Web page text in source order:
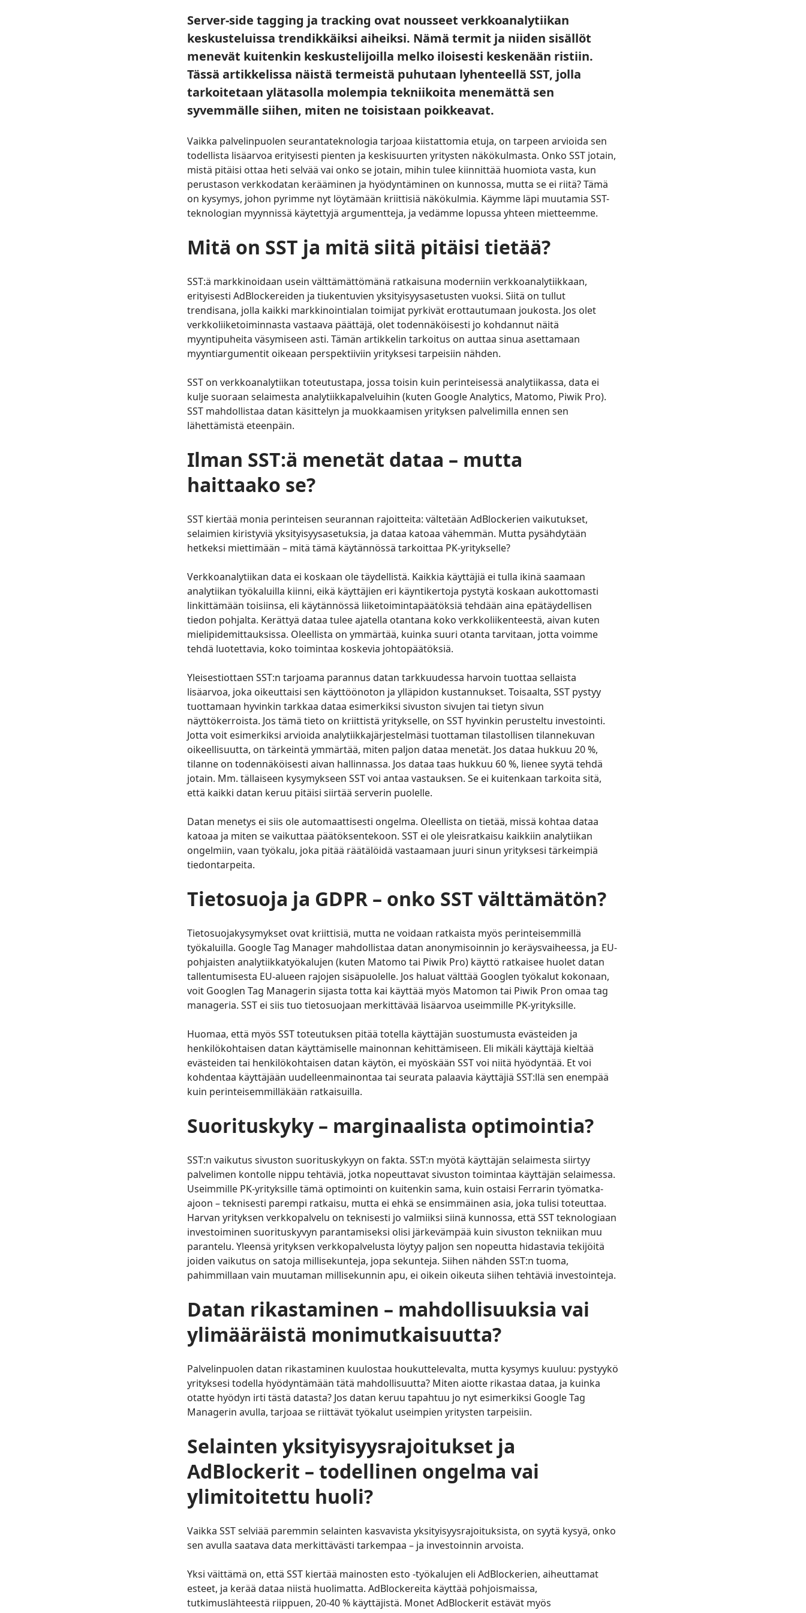
Server-side tagging ja tracking ovat nousseet verkkoanalytiikan
keskusteluissa trendikkäiksi aiheiksi. Nämä termit ja niiden sisällöt
menevät kuitenkin keskustelijoilla melko iloisesti keskenään ristiin.
Tässä artikkelissa näistä termeistä puhutaan lyhenteellä SST, jolla
tarkoitetaan ylätasolla molempia tekniikoita menemättä sen
syvemmälle siihen, miten ne toisistaan poikkeavat.
Vaikka palvelinpuolen seurantateknologia tarjoaa kiistattomia etuja, on tarpeen arvioida sen
todellista lisäarvoa erityisesti pienten ja keskisuurten yritysten näkökulmasta. Onko SST jotain,
mistä pitäisi ottaa heti selvää vai onko se jotain, mihin tulee kiinnittää huomiota vasta, kun
perustason verkkodatan kerääminen ja hyödyntäminen on kunnossa, mutta se ei riitä? Tämä
on kysymys, johon pyrimme nyt löytämään kriittisiä näkökulmia. Käymme läpi muutamia SST-
teknologian myynnissä käytettyjä argumentteja, ja vedämme lopussa yhteen mietteemme.
Mitä on SST ja mitä siitä pitäisi tietää?
SST:ä markkinoidaan usein välttämättömänä ratkaisuna moderniin verkkoanalytiikkaan,
erityisesti AdBlockereiden ja tiukentuvien yksityisyysasetusten vuoksi. Siitä on tullut
trendisana, jolla kaikki markkinointialan toimijat pyrkivät erottautumaan joukosta. Jos olet
verkkoliiketoiminnasta vastaava päättäjä, olet todennäköisesti jo kohdannut näitä
myyntipuheita väsymiseen asti. Tämän artikkelin tarkoitus on auttaa sinua asettamaan
myyntiargumentit oikeaan perspektiiviin yrityksesi tarpeisiin nähden.
SST on verkkoanalytiikan toteutustapa, jossa toisin kuin perinteisessä analytiikassa, data ei
kulje suoraan selaimesta analytiikkapalveluihin (kuten Google Analytics, Matomo, Piwik Pro).
SST mahdollistaa datan käsittelyn ja muokkaamisen yrityksen palvelimilla ennen sen
lähettämistä eteenpäin.
Ilman SST:ä menetät dataa – mutta
haittaako se?
SST kiertää monia perinteisen seurannan rajoitteita: vältetään AdBlockerien vaikutukset,
selaimien kiristyviä yksityisyysasetuksia, ja dataa katoaa vähemmän. Mutta pysähdytään
hetkeksi miettimään – mitä tämä käytännössä tarkoittaa PK-yritykselle?
Verkkoanalytiikan data ei koskaan ole täydellistä. Kaikkia käyttäjiä ei tulla ikinä saamaan
analytiikan työkaluilla kiinni, eikä käyttäjien eri käyntikertoja pystytä koskaan aukottomasti
linkittämään toisiinsa, eli käytännössä liiketoimintapäätöksiä tehdään aina epätäydellisen
tiedon pohjalta. Kerättyä dataa tulee ajatella otantana koko verkkoliikenteestä, aivan kuten
mielipidemittauksissa. Oleellista on ymmärtää, kuinka suuri otanta tarvitaan, jotta voimme
tehdä luotettavia, koko toimintaa koskevia johtopäätöksiä.
Yleisestiottaen SST:n tarjoama parannus datan tarkkuudessa harvoin tuottaa sellaista
lisäarvoa, joka oikeuttaisi sen käyttöönoton ja ylläpidon kustannukset. Toisaalta, SST pystyy
tuottamaan hyvinkin tarkkaa dataa esimerkiksi sivuston sivujen tai tietyn sivun
näyttökerroista. Jos tämä tieto on kriittistä yritykselle, on SST hyvinkin perusteltu investointi.
Jotta voit esimerkiksi arvioida analytiikkajärjestelmäsi tuottaman tilastollisen tilannekuvan
oikeellisuutta, on tärkeintä ymmärtää, miten paljon dataa menetät. Jos dataa hukkuu 20 %,
tilanne on todennäköisesti aivan hallinnassa. Jos dataa taas hukkuu 60 %, lienee syytä tehdä
jotain. Mm. tällaiseen kysymykseen SST voi antaa vastauksen. Se ei kuitenkaan tarkoita sitä,
että kaikki datan keruu pitäisi siirtää serverin puolelle.
Datan menetys ei siis ole automaattisesti ongelma. Oleellista on tietää, missä kohtaa dataa
katoaa ja miten se vaikuttaa päätöksentekoon. SST ei ole yleisratkaisu kaikkiin analytiikan
ongelmiin, vaan työkalu, joka pitää räätälöidä vastaamaan juuri sinun yrityksesi tärkeimpiä
tiedontarpeita.
Tietosuoja ja GDPR – onko SST välttämätön?
Tietosuojakysymykset ovat kriittisiä, mutta ne voidaan ratkaista myös perinteisemmillä
työkaluilla. Google Tag Manager mahdollistaa datan anonymisoinnin jo keräysvaiheessa, ja EU-
pohjaisten analytiikkatyökalujen (kuten Matomo tai Piwik Pro) käyttö ratkaisee huolet datan
tallentumisesta EU-alueen rajojen sisäpuolelle. Jos haluat välttää Googlen työkalut kokonaan,
voit Googlen Tag Managerin sijasta totta kai käyttää myös Matomon tai Piwik Pron omaa tag
manageria. SST ei siis tuo tietosuojaan merkittävää lisäarvoa useimmille PK-yrityksille.
Huomaa, että myös SST toteutuksen pitää totella käyttäjän suostumusta evästeiden ja
henkilökohtaisen datan käyttämiselle mainonnan kehittämiseen. Eli mikäli käyttäjä kieltää
evästeiden tai henkilökohtaisen datan käytön, ei myöskään SST voi niitä hyödyntää. Et voi
kohdentaa käyttäjään uudelleenmainontaa tai seurata palaavia käyttäjiä SST:llä sen enempää
kuin perinteisemmilläkään ratkaisuilla.
Suorituskyky – marginaalista optimointia?
SST:n vaikutus sivuston suorituskykyyn on fakta. SST:n myötä käyttäjän selaimesta siirtyy
palvelimen kontolle nippu tehtäviä, jotka nopeuttavat sivuston toimintaa käyttäjän selaimessa.
Useimmille PK-yrityksille tämä optimointi on kuitenkin sama, kuin ostaisi Ferrarin työmatka-
ajoon – teknisesti parempi ratkaisu, mutta ei ehkä se ensimmäinen asia, joka tulisi toteuttaa.
Harvan yrityksen verkkopalvelu on teknisesti jo valmiiksi siinä kunnossa, että SST teknologiaan
investoiminen suorituskyvyn parantamiseksi olisi järkevämpää kuin sivuston tekniikan muu
parantelu. Yleensä yrityksen verkkopalvelusta löytyy paljon sen nopeutta hidastavia tekijöitä
joiden vaikutus on satoja millisekunteja, jopa sekunteja. Siihen nähden SST:n tuoma,
pahimmillaan vain muutaman millisekunnin apu, ei oikein oikeuta siihen tehtäviä investointeja.
Datan rikastaminen – mahdollisuuksia vai
ylimääräistä monimutkaisuutta?
Palvelinpuolen datan rikastaminen kuulostaa houkuttelevalta, mutta kysymys kuuluu: pystyykö
yrityksesi todella hyödyntämään tätä mahdollisuutta? Miten aiotte rikastaa dataa, ja kuinka
otatte hyödyn irti tästä datasta? Jos datan keruu tapahtuu jo nyt esimerkiksi Google Tag
Managerin avulla, tarjoaa se riittävät työkalut useimpien yritysten tarpeisiin.
Selainten yksityisyysrajoitukset ja
AdBlockerit – todellinen ongelma vai
ylimitoitettu huoli?
Vaikka SST selviää paremmin selainten kasvavista yksityisyysrajoituksista, on syytä kysyä, onko
sen avulla saatava data merkittävästi tarkempaa – ja investoinnin arvoista.
Yksi väittämä on, että SST kiertää mainosten esto -työkalujen eli AdBlockerien, aiheuttamat
esteet, ja kerää dataa niistä huolimatta. AdBlockereita käyttää pohjoismaissa,
tutkimuslähteestä riippuen, 20-40 % käyttäjistä. Monet AdBlockerit estävät myös